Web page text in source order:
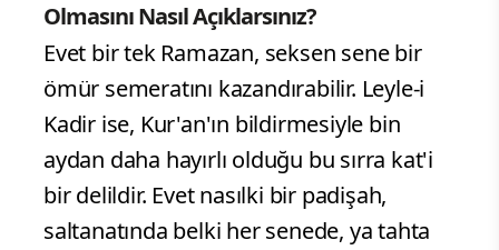
Olmasını Nasıl Açıklarsınız?
Evet bir tek Ramazan, seksen sene bir
ömür semeratını kazandırabilir. Leyle-i
Kadir ise, Kur'an'ın bildirmesiyle bin
aydan daha hayırlı olduğu bu sırra kat'i
bir delildir. Evet nasılki bir padişah,
saltanatında belki her senede, ya tahta